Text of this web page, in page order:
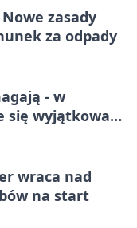
zasady
za odpady
- w
się wyjątkowa
wraca nad
na start